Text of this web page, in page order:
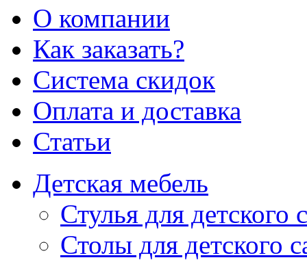
О компании
Как заказать?
Система скидок
Оплата и доставка
Статьи
Детская мебель
Стулья для детского
Столы для детского